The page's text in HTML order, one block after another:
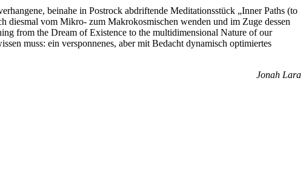
beinahe in Postrock abdriftende Meditationsstück „Inner Paths (to
diesmal vom Mikro- zum Makrokosmischen wenden und im Zuge dessen
from the Dream of Existence to the multidimensional Nature of our
muss: ein versponnenes, aber mit Bedacht dynamisch optimiertes
Jonah Lara